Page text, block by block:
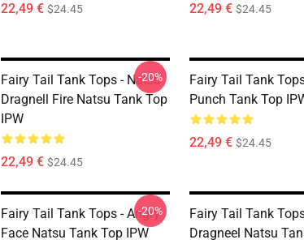
22,49 € $24.45 22,49 € $24.45
Fairy Tail Tank Tops - Natsu
Dragnell Fire Natsu Tank Top
IPW
22,49 € $24.45
-20%
Fairy Tail Tank
Punch Tank Top
22,49 € $24.45
Fairy Tail Tank Tops - Angry
Face Natsu Tank Top IPW
-20%
Fairy Tail Tank
Dragneel Natsu